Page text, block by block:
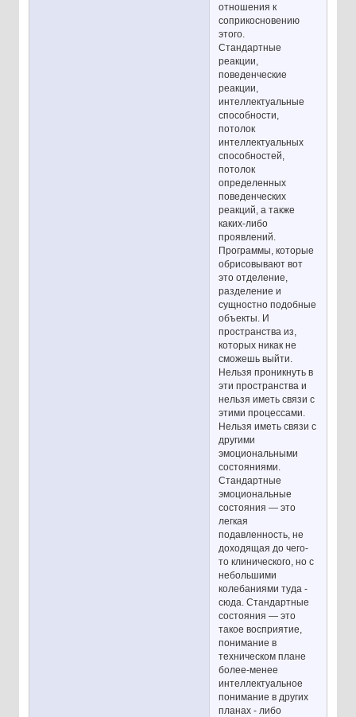
отношения к
соприкосновению
этого.
Стандартные
реакции,
поведенческие
реакции,
интеллектуальные
способности,
потолок
интеллектуальных
способностей,
потолок
определенных
поведенческих
реакций, а также
каких-либо
проявлений.
Программы, которые
обрисовывают вот
это отделение,
разделение и
сущностно подобные
объекты. И
пространства из,
которых никак не
сможешь выйти.
Нельзя проникнуть в
эти пространства и
нельзя иметь связи с
этими процессами.
Нельзя иметь связи с
другими
эмоциональными
состояниями.
Стандартные
эмоциональные
состояния — это
легкая
подавленность, не
доходящая до чего-
то клинического, но с
небольшими
колебаниями туда -
сюда. Стандартные
состояния — это
такое восприятие,
понимание в
техническом плане
более-менее
интеллектуальное
понимание в других
планах - либо